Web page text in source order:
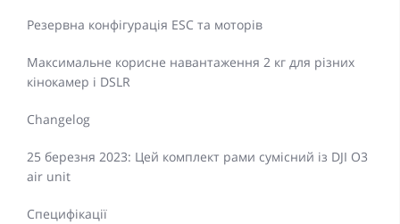
Резервна конфігурація ESC та моторів
Максимальне корисне навантаження 2 кг для різних
кінокамер і DSLR
Changelog
25 березня 2023: Цей комплект рами сумісний із DJI O3
air unit
Специфікації